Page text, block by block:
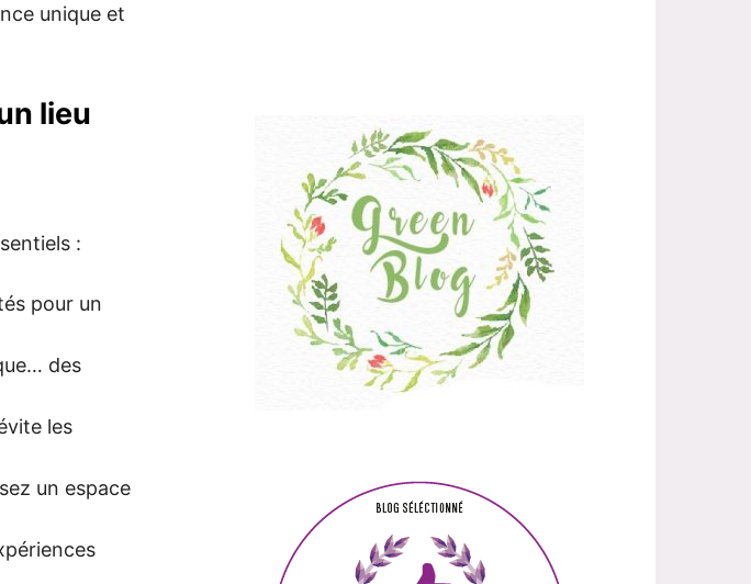
unique et
lieu
:
pour un
des
les
un espace